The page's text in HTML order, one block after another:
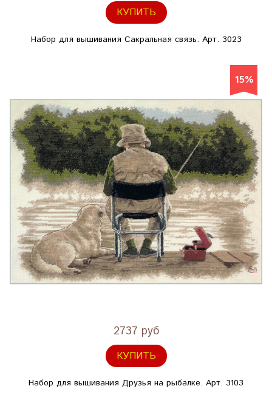
КУПИТЬ
Набор для вышивания Сакральная связь. Арт. 3023
15%
2737 руб
КУПИТЬ
Набор для вышивания Друзья на рыбалке. Арт. 3103